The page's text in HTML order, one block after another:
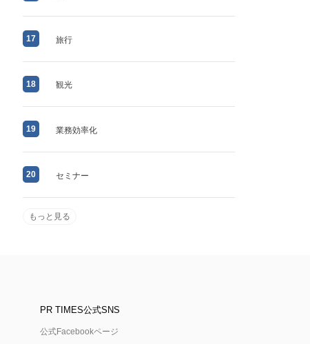
17 旅行
18 観光
19 業務効率化
20 セミナー
もっと見る
PR TIMES公式SNS
公式Facebookページ